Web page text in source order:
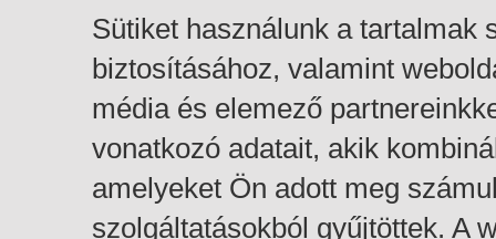
Sütiket használunk a tartalmak
biztosításához, valamint
média és elemező
vonatkozó adatait, akik
amelyeket Ön adott meg
szolgáltatásokból gyűjtöttek. A